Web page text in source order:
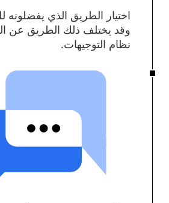
اختيار الطريق الذي
وقد يختلف ذلك الطريق عن
نظام التوجيهات.